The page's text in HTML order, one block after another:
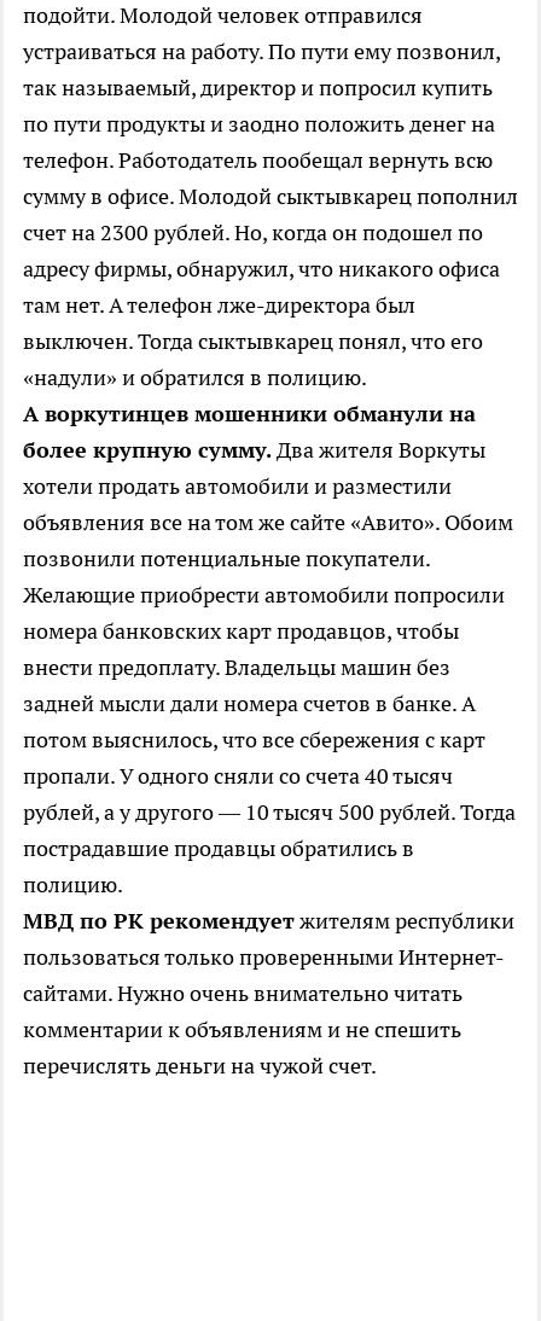
подойти. Молодой человек отправился
устраиваться на работу. По пути ему позвонил,
так называемый, директор и попросил купить
по пути продукты и заодно положить денег на
телефон. Работодатель пообещал вернуть всю
сумму в офисе. Молодой сыктывкарец пополнил
счет на 2300 рублей. Но, когда он подошел по
адресу фирмы, обнаружил, что никакого офиса
там нет. А телефон лже-директора был
выключен. Тогда сыктывкарец понял, что его
«надули» и обратился в полицию.
А воркутинцев мошенники обманули на
более крупную сумму.Два жителя Воркуты
хотели продать автомобили и разместили
объявления все на том же сайте «Авито». Обоим
позвонили потенциальные покупатели.
Желающие приобрести автомобили попросили
номера банковских карт продавцов, чтобы
внести предоплату. Владельцы машин без
задней мысли дали номера счетов в банке. А
потом выяснилось, что все сбережения с карт
пропали. У одного сняли со счета 40 тысяч
рублей, а у другого — 10 тысяч 500 рублей. Тогда
пострадавшие продавцы обратились в
полицию.
МВД по РК рекомендуетжителям республики
пользоваться только проверенными Интернет-
сайтами. Нужно очень внимательно читать
комментарии к объявлениям и не спешить
перечислять деньги на чужой счет.